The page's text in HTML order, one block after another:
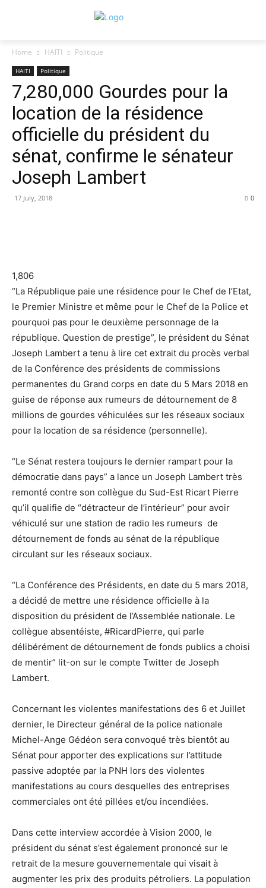
Home HAITI Politique
HAITI Politique
7,280,000 Gourdes pour la
location de la résidence
officielle du président du
sénat, confirme le sénateur
Joseph Lambert
17 July, 2018 0
1,806
“La République paie une résidence pour le Chef de l’Etat,
le Premier Ministre et même pour le Chef de la Police et
pourquoi pas pour le deuxième personnage de la
république. Question de prestige”, le président du Sénat
Joseph Lambert a tenu à lire cet extrait du procès verbal
de la Conférence des présidents de commissions
permanentes du Grand corps en date du 5 Mars 2018 en
guise de réponse aux rumeurs de détournement de 8
millions de gourdes véhiculées sur les réseaux sociaux
pour la location de sa résidence (personnelle).
“Le Sénat restera toujours le dernier rampart pour la
démocratie dans pays” a lance un Joseph Lambert très
remonté contre son collègue du Sud-Est Ricart Pierre
qu’il qualifie de “détracteur de l’intérieur” pour avoir
véhiculé sur une station de radio les rumeurs de
détournement de fonds au sénat de la république
circulant sur les réseaux sociaux.
“La Conférence des Présidents, en date du 5 mars 2018,
a décidé de mettre une résidence officielle à la
disposition du président de l’Assemblée nationale. Le
collègue absentéiste, #RicardPierre, qui parle
délibérément de détournement de fonds publics a choisi
de mentir” lit-on sur le compte Twitter de Joseph
Lambert.
Concernant les violentes manifestations des 6 et Juillet
dernier, le Directeur général de la police nationale
Michel-Ange Gédéon sera convoqué très bientôt au
Sénat pour apporter des explications sur l’attitude
passive adoptée par la PNH lors des violentes
manifestations au cours desquelles des entreprises
commerciales ont été pillées et/ou incendiées.
Dans cette interview accordée à Vision 2000, le
président du sénat s’est également prononcé sur le
retrait de la mesure gouvernementale qui visait à
augmenter les prix des produits pétroliers. La population